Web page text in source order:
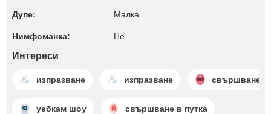
Дупе: Малкa
Нимфоманка: Не
Интереси
изпразване изпразване свършване в
уебкам шоу свършване в путка